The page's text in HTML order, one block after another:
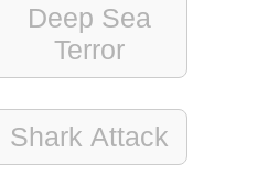
Deep Sea
Terror
Shark Attack